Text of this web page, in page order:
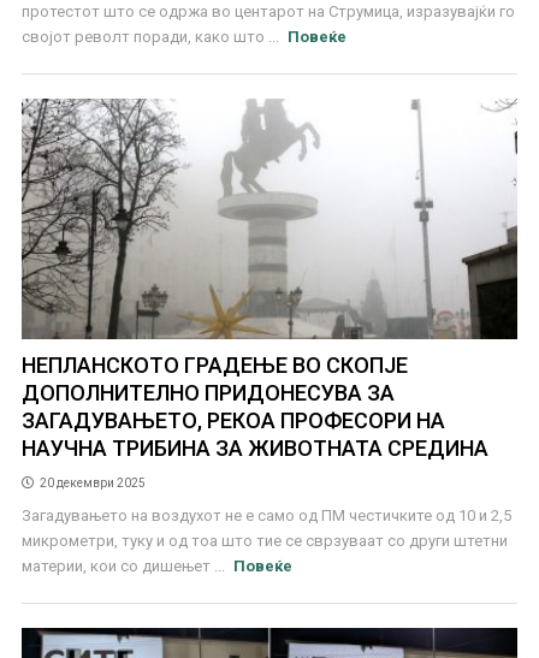
протестот што се одржа во центарот на Струмица, изразувајќи го
својот револт поради, како што ...
Повеќе
НЕПЛАНСКОТО ГРАДЕЊЕ ВО СКОПЈЕ
ДОПОЛНИТЕЛНО ПРИДОНЕСУВА ЗА
ЗАГАДУВАЊЕТО, РЕКОА ПРОФЕСОРИ НА
НАУЧНА ТРИБИНА ЗА ЖИВОТНАТА СРЕДИНА
20 декември 2025
Загадувањето на воздухот не е само од ПМ честичките од 10 и 2,5
микрометри, туку и од тоа што тие се сврзуваат со други штетни
материи, кои со дишењет ...
Повеќе